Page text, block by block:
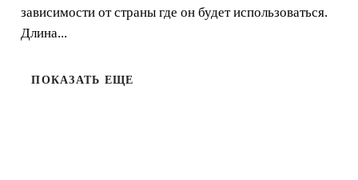
зависимости от страны где он будет использоваться.
Длина...
ПОКАЗАТЬ ЕЩЕ